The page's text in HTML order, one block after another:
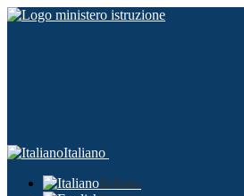
Italiano
Italiano